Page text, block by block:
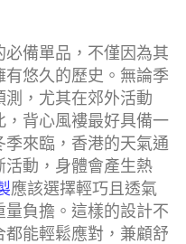
備單品，不僅因為其
悠久的歷史。無論季
，尤其在郊外活動
，背心風褸最好具備一
來臨，香港的天氣通
活動，身體會產生熱
應該選擇輕巧且透氣
負擔。這樣的設計不
能輕鬆應對，兼顧舒